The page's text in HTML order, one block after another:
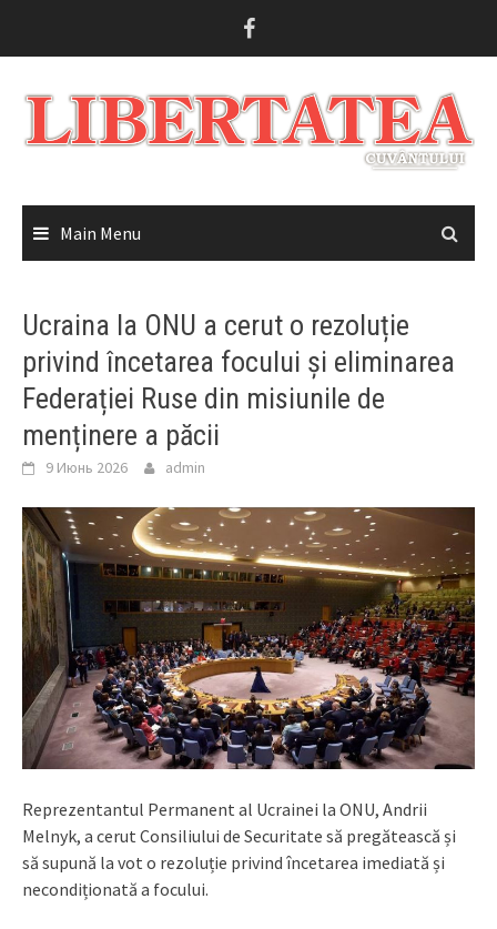
Main Menu
Ucraina la ONU a cerut o rezoluție
privind încetarea focului și eliminarea
Federației Ruse din misiunile de
menținere a păcii
9 Июнь 2026 admin
Reprezentantul Permanent al Ucrainei la ONU, Andrii
Melnyk, a cerut Consiliului de Securitate să pregătească și
să supună la vot o rezoluție privind încetarea imediată și
necondiționată a focului.